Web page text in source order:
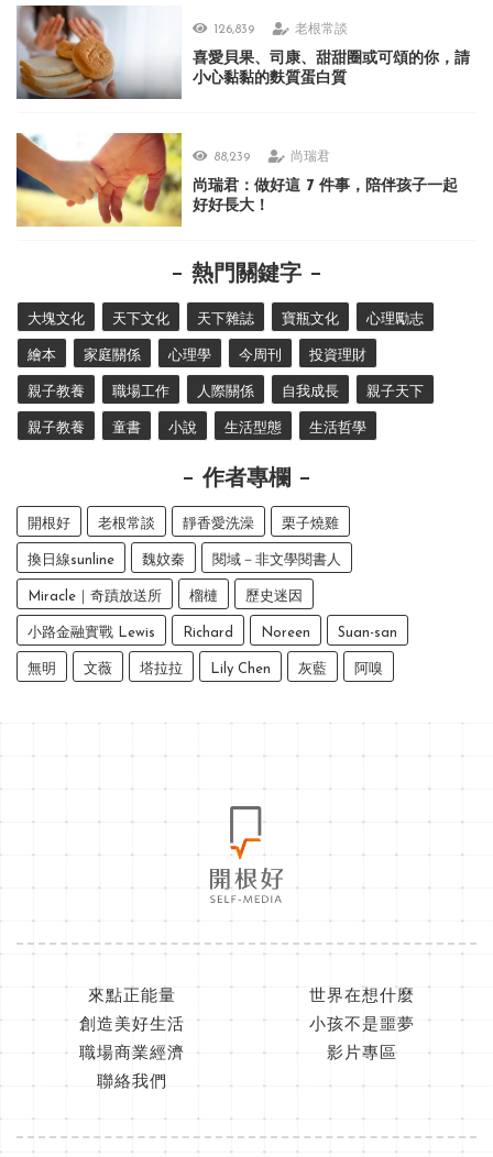
126,839 老根常談
喜愛貝果、司康、甜甜圈或可頌的你，請
小心黏黏的麩質蛋白質
88,239 尚瑞君
尚瑞君：做好這 7 件事，陪伴孩子一起
好好長大！
熱門關鍵字
大塊文化 天下文化 天下雜誌 寶瓶文化 心理勵志
繪本 家庭關係 心理學 今周刊 投資理財
親子教養 職場工作 人際關係 自我成長 親子天下
親子教養 童書 小說 生活型態 生活哲學
作者專欄
開根好 老根常談 靜香愛洗澡 栗子燒雞
換日線sunline 魏妏秦 閱域－非文學閱書人
Miracle｜奇蹟放送所 榴槤 歷史迷因
小路金融實戰 Lewis Richard Noreen Suan-san
無明 文薇 塔拉拉 Lily Chen 灰藍 阿嗅
來點正能量
世界在想什麼
創造美好生活
小孩不是噩夢
職場商業經濟
影片專區
聯絡我們